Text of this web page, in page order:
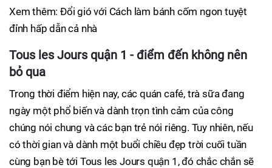
Xem thêm: Đổi gió với Cách làm bánh cốm ngon tuyệt
đỉnh hấp dẫn cả nhà
Tous les Jours quận 1 - điểm đến không nên
bỏ qua
Trong thời điểm hiện nay, các quán café, trà sữa đang
ngày một phổ biến và dành trọn tình cảm của công
chúng nói chung và các bạn trẻ nói riêng. Tuy nhiên, nếu
có thời gian và dành một buổi chiều đẹp trời cuối tuần
cùng bạn bè tới Tous les Jours quận 1, đó chắc chắn sẽ